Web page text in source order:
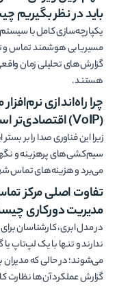
باید در نظر بگیریم
هستند.
چرا راه‌اندازی
(VoIP)
اقتصادی‌تر
زیرا این فناوری صدا را بر
سیم‌کشی‌های پرهزینه و
می‌برد و هزینه‌های تماس
تفاوت اصلی مرکز
مدیریت دورکاری
در مدل ابری، کارشناسان
ندارند و تنها با یک لپ‌تاپ
می‌شوند؛ در حالی که
گزارش عملکرد آن‌ها نظارت